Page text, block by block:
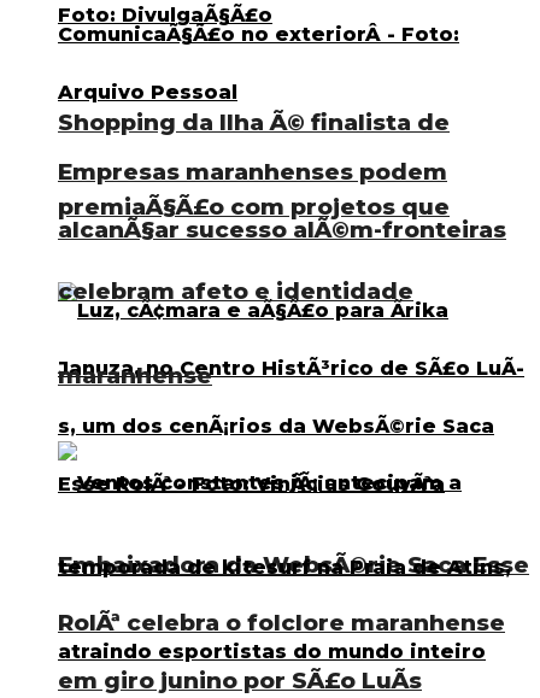
Empresas maranhenses podem
alcanÃ§ar sucesso alÃ©m-fronteiras
Embaixadora da WebsÃ©rie Saca Esse
RolÃª celebra o folclore maranhense
em giro junino por SÃ£o LuÃ­s
Shopping da Ilha Ã© finalista de
premiaÃ§Ã£o com projetos que
celebram afeto e identidade
maranhense